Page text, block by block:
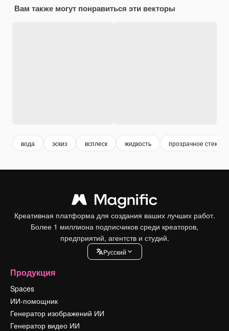
Вам также могут понравиться эти векторы
вода эскиз всплеск жидкость прозрачное стекло
Креативная платформа для создания ваших лучших работ.
Более 1 миллиона подписчиков среди креаторов,
предприятий, агентств и студий.
Pусский
Продукция
Spaces
ИИ-помощник
Генератор изображений ИИ
Генератор видео ИИ